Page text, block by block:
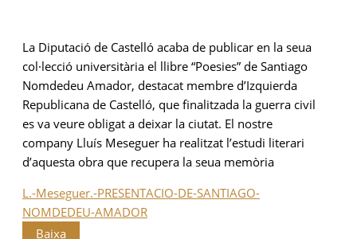
La Diputació de Castelló acaba de publicar en la seua
col·lecció universitària el llibre “Poesies” de Santiago
Nomdedeu Amador, destacat membre d’Izquierda
Republicana de Castelló, que finalitzada la guerra civil
es va veure obligat a deixar la ciutat. El nostre
company Lluís Meseguer ha realitzat l’estudi literari
d’aquesta obra que recupera la seua memòria
L.-Meseguer.-PRESENTACIO-DE-SANTIAGO-
NOMDEDEU-AMADOR
Baixa